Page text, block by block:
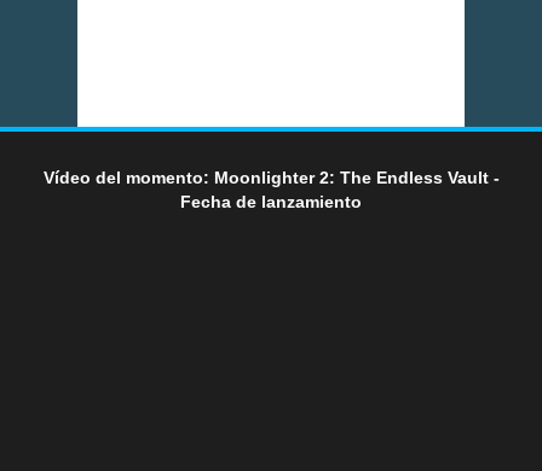
Vídeo del momento: Moonlighter 2: The Endless Vault -
Fecha de lanzamiento